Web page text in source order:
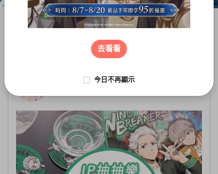
去看看
今日不再顯示